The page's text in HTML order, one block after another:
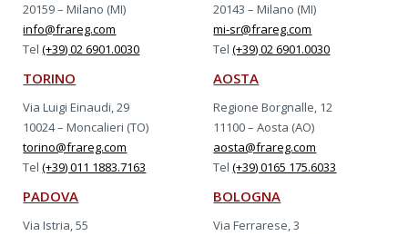
20159 – Milano (MI)
info@frareg.com
Tel(+39) 02 6901.0030
20143 – Milano (MI)
mi-sr@frareg.com
Tel(+39) 02 6901.0030
TORINO
Via Luigi Einaudi, 29
10024 – Moncalieri (TO)
torino@frareg.com
Tel(+39) 011 1883.7163
AOSTA
Regione Borgnalle, 12
11100 – Aosta (AO)
aosta@frareg.com
Tel(+39) 0165 175.6033
PADOVA
Via Istria, 55
BOLOGNA
Via Ferrarese, 3